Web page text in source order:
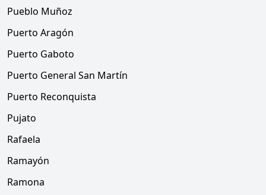
Pueblo Muñoz
Puerto Aragón
Puerto Gaboto
Puerto General San Martín
Puerto Reconquista
Pujato
Rafaela
Ramayón
Ramona